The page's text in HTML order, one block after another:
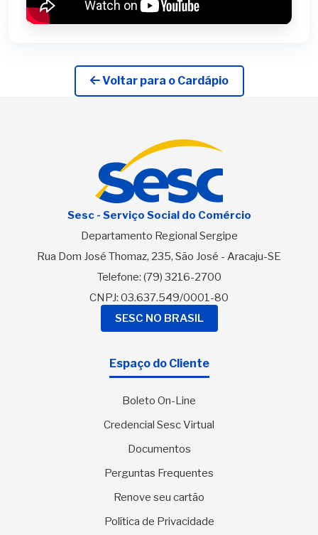
Voltar para o Cardápio
Sesc - Serviço Social do Comércio
Departamento Regional Sergipe
Rua Dom José Thomaz, 235, São José - Aracaju-SE
Telefone: (79) 3216-2700
CNPJ: 03.637.549/0001-80
SESC NO BRASIL
Espaço do Cliente
Boleto On-Line
Credencial Sesc Virtual
Documentos
Perguntas Frequentes
Renove seu cartão
Política de Privacidade